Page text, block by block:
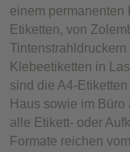
einem permanenten
Etiketten, von
Klebeetiketten in
sind die A4-
Haus sowie im
alle Etikett- oder
Formate reichen